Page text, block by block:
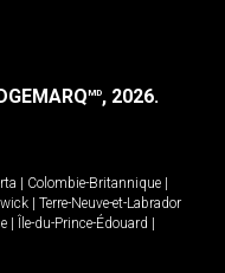
MD, 2026.
Colombie-Britannique
Terre-Neuve-et-Labrador
Île-du-Prince-Édouard